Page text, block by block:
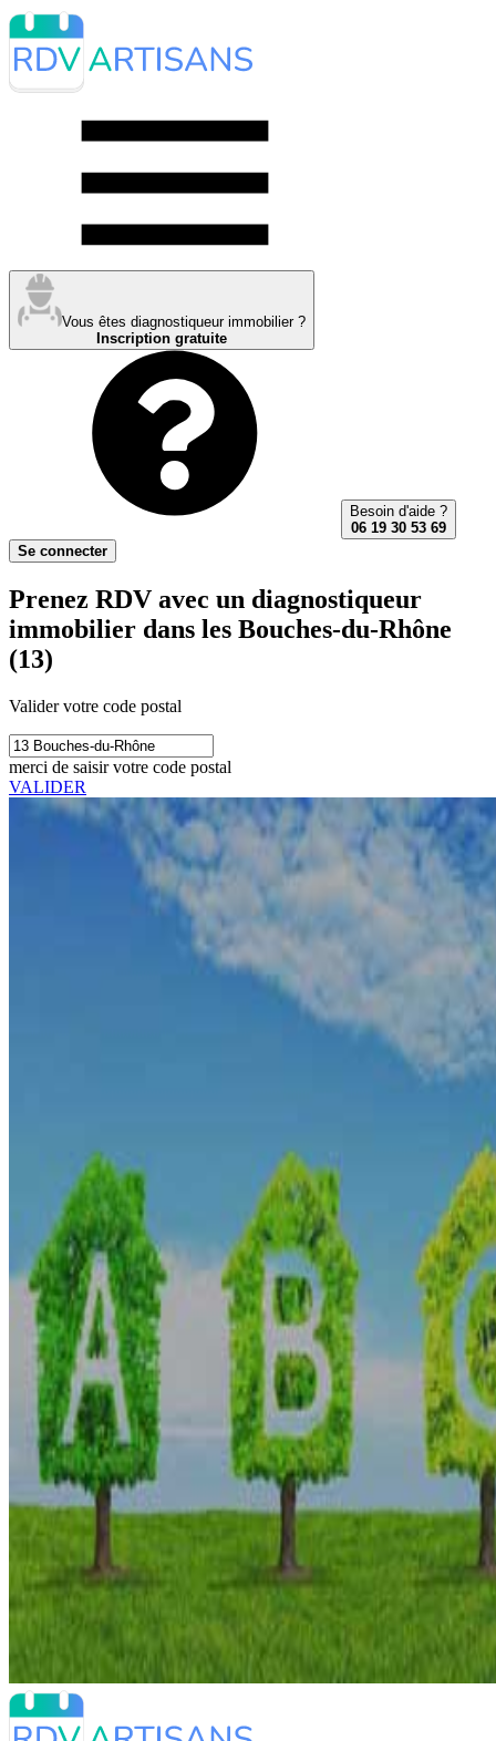
Vous êtes diagnostiqueur immobilier ?
Inscription gratuite
Besoin d'aide ?
06 19 30 53 69
Se connecter
Prenez RDV avec un diagnostiqueur
immobilier dans les Bouches-du-Rhône
(13)
Valider votre code postal
merci de saisir votre code postal
VALIDER